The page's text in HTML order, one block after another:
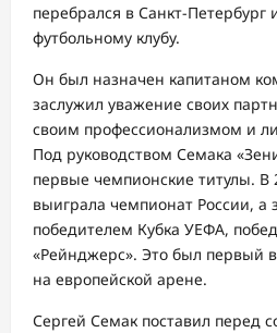
перебрался в Санкт-Петербург
футбольному клубу.
Он был назначен капитаном
заслужил уважение своих
своим профессионализмом и
Под руководством Семака
первые чемпионские титулы. В
выиграла чемпионат России, а
победителем Кубка УЕФА,
«Рейнджерс». Это был первый
на европейской арене.
Сергей Семак поставил перед